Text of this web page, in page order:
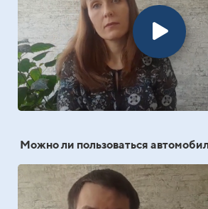
Можно ли пользоваться